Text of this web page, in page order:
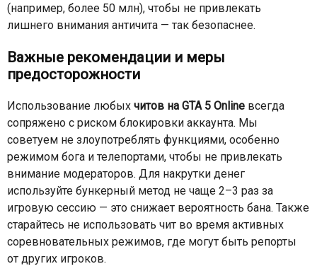
(например, более 50 млн), чтобы не привлекать
лишнего внимания античита — так безопаснее.
Важные рекомендации и меры
предосторожности
Использование любых читов на GTA 5 Online всегда
сопряжено с риском блокировки аккаунта. Мы
советуем не злоупотреблять функциями, особенно
режимом бога и телепортами, чтобы не привлекать
внимание модераторов. Для накрутки денег
используйте бункерный метод не чаще 2–3 раз за
игровую сессию — это снижает вероятность бана. Также
старайтесь не использовать чит во время активных
соревновательных режимов, где могут быть репорты
от других игроков.